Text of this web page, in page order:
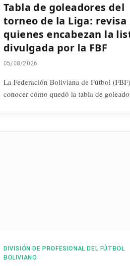
Tabla de goleadores del
torneo de la Liga: revisa
quienes encabezan la
divulgada por la FBF
05/08/2026
La Federación Boliviana de Fútbol
conocer cómo quedó la tabla de
DIVISIÓN DE PROFESIONAL DEL FÚTBOL
BOLIVIANO